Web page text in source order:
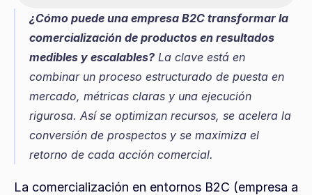
¿Cómo puede una empresa B2C transformar la
comercialización de productos en resultados
medibles y escalables? La clave está en
combinar un proceso estructurado de puesta en
mercado, métricas claras y una ejecución
rigurosa. Así se optimizan recursos, se acelera la
conversión de prospectos y se maximiza el
retorno de cada acción comercial.
La comercialización en entornos B2C (empresa a